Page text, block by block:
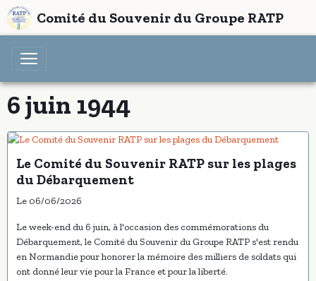
Comité du Souvenir du Groupe RATP
6 juin 1944
Le Comité du Souvenir RATP sur les plages
du Débarquement
Le 06/06/2026
Le week-end du 6 juin, à l'occasion des commémorations du
Débarquement, le Comité du Souvenir du Groupe RATP s'est rendu
en Normandie pour honorer la mémoire des milliers de soldats qui
ont donné leur vie pour la France et pour la liberté.